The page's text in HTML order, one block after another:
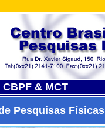
& MCT
Pesquisas Físicas